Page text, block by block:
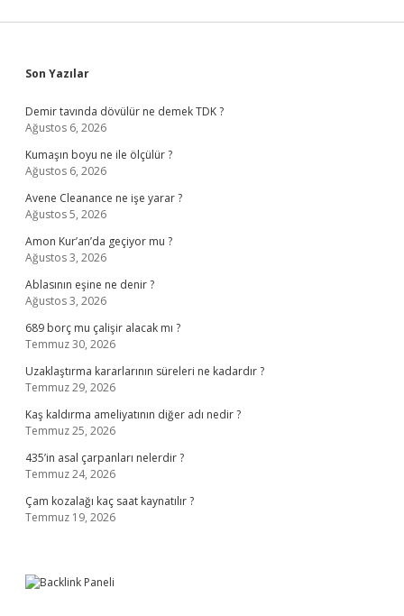
Sidebar
Son Yazılar
Demir tavında dövülür ne demek TDK ?
Ağustos 6, 2026
Kumaşın boyu ne ile ölçülür ?
Ağustos 6, 2026
Avene Cleanance ne işe yarar ?
Ağustos 5, 2026
Amon Kur’an’da geçiyor mu ?
Ağustos 3, 2026
Ablasının eşine ne denir ?
Ağustos 3, 2026
689 borç mu çalişir alacak mı ?
Temmuz 30, 2026
Uzaklaştırma kararlarının süreleri ne kadardır ?
Temmuz 29, 2026
Kaş kaldırma ameliyatının diğer adı nedir ?
Temmuz 25, 2026
435’in asal çarpanları nelerdir ?
Temmuz 24, 2026
Çam kozalağı kaç saat kaynatılır ?
Temmuz 19, 2026